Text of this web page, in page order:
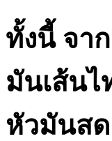
ทั้งนี้ จา
มันเส้นไ
หัวมันส